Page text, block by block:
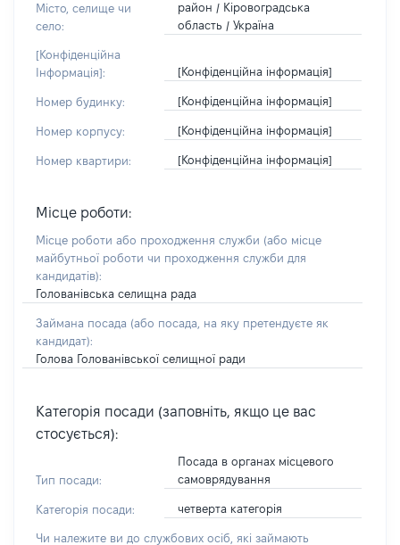
Місто, селище чи
село:
район / Кіровоградська
область / Україна
[Конфіденційна
Інформація]:
[Конфіденційна інформація]
Номер будинку: [Конфіденційна інформація]
Номер корпусу: [Конфіденційна інформація]
Номер квартири: [Конфіденційна інформація]
Місце роботи:
Місце роботи або проходження служби (або місце
майбутньої роботи чи проходження служби для
кандидатів):
Голованівська селищна рада
Займана посада (або посада, на яку претендуєте як
кандидат):
Голова Голованівської селищної ради
Категорія посади (заповніть, якщо це вас
стосується):
Тип посади:
Посада в органах місцевого
самоврядування
Категорія посади: четверта категорія
Чи належите ви до службових осіб, які займають